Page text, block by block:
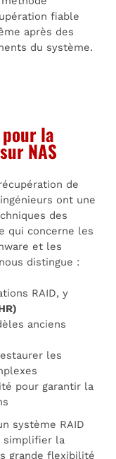
fiable
après des
du système.
la
NAS
de
ont une
des
qui concerne les
et les
distingue :
RAID, y
anciens
les
pour garantir la
système RAID
simplifier la
grande flexibilité